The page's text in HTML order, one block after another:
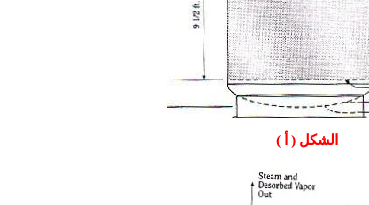
الشكل ( أ )